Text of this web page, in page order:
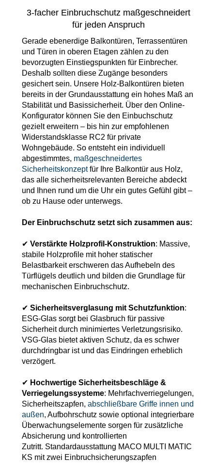
3-facher Einbruchschutz maßgeschneidert
für jeden Anspruch
Gerade ebenerdige Balkontüren, Terrassentüren
und Türen in oberen Etagen zählen zu den
bevorzugten Einstiegspunkten für Einbrecher.
Deshalb sollten diese Zugänge besonders
gesichert sein. Unsere Holz-Balkontüren bieten
bereits in der Grundausstattung ein hohes Maß an
Stabilität und Basissicherheit. Über den Online-
Konfigurator können Sie den Einbuchschutz
gezielt erweitern – bis hin zur empfohlenen
Widerstandsklasse RC2 für private
Wohngebäude. So entsteht ein individuell
abgestimmtes, maßgeschneidertes
Sicherheitskonzeptfür Ihre Balkontür aus Holz,
das alle sicherheitsrelevanten Bereiche abdeckt
und Ihnen rund um die Uhr ein gutes Gefühl gibt –
ob zu Hause oder unterwegs.
Der Einbruchschutz setzt sich zusammen aus:
✔ Verstärkte Holzprofil-Konstruktion: Massive,
stabile Holzprofile mit hoher statischer
Belastbarkeit erschweren das Aufhebeln des
Türflügels deutlich und bilden die Grundlage für
mechanischen Einbruchschutz.
✔ Sicherheitsverglasung mit Schutzfunktion:
ESG-Glas sorgt bei Glasbruch für passive
Sicherheit durch minimiertes Verletzungsrisiko.
VSG-Glas bietet aktiven Schutz, da es schwer
durchdringbar ist und das Eindringen erheblich
verzögert.
✔ Hochwertige Sicherheitsbeschläge &
Verriegelungssysteme: Mehrfachverriegelungen,
Sicherheitszapfen, abschließbare Griffe innen und
außen, Aufbohrschutz sowie optional integrierbare
Überwachungselemente sorgen für zusätzliche
Absicherung und kontrollierten
Zutritt. Standardausstattung MACO MULTI MATIC
KS mit zwei Einbruchsicherungszapfen